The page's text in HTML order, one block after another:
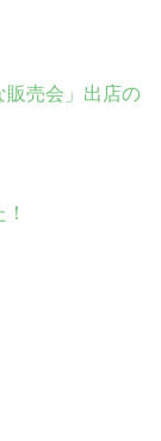
販売会」出店の